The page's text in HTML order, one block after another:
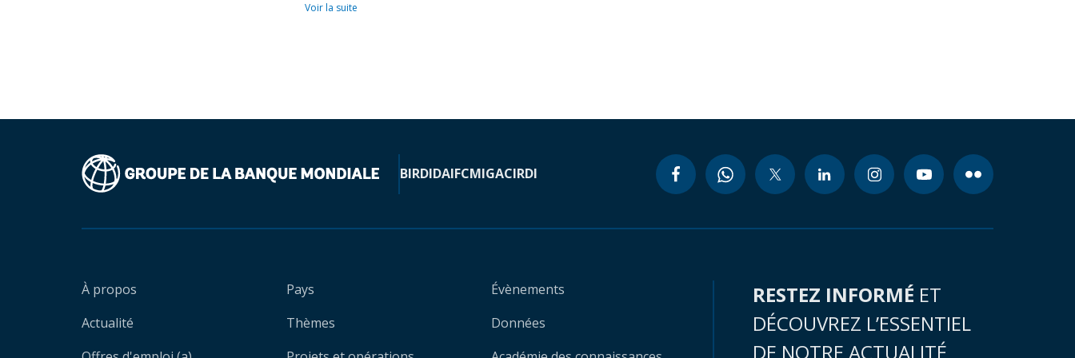
Voir la suite
BIRDIDAIFCMIGACIRDI
À propos
Actualité
Pays
Thèmes
Évènements
Données
RESTEZ INFORMÉ ET
DÉCOUVREZ L’ESSENTIEL
DE NOTRE ACTUALITÉ